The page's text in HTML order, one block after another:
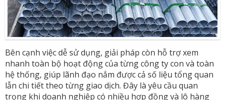
Bên cạnh việc dễ sử dụng, giải pháp còn hỗ trợ xem
nhanh toàn bộ hoạt động của từng công ty con và toàn
hệ thống, giúp lãnh đạo nắm được cả số liệu tổng quan
lẫn chi tiết theo từng giao dịch. Đây là yêu cầu quan
trọng khi doanh nghiệp có nhiều hợp đồng và lô hàng